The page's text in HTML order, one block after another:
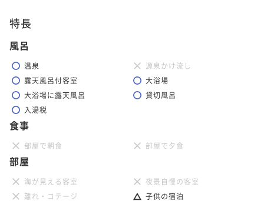
特長
風呂
温泉
源泉かけ流し
露天風呂付客室
大浴場
大浴場に露天風呂
貸切風呂
入湯税
食事
部屋で朝食 部屋で夕食
部屋
海が見える客室
夜景自慢の客室
離れ・コテージ
子供の宿泊